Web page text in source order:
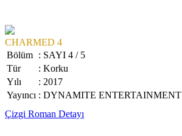
CHARMED 4
Bölüm : SAYI 4 / 5
Tür
: Korku
Yılı
: 2017
Yayıncı : DYNAMITE ENTERTAINMENT
Çizgi Roman Detayı